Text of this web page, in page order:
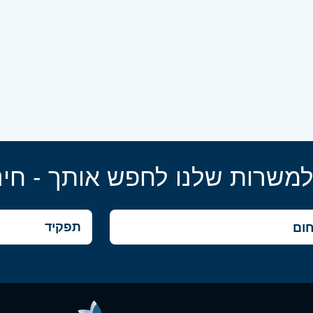
שלנו לחפש אותך -